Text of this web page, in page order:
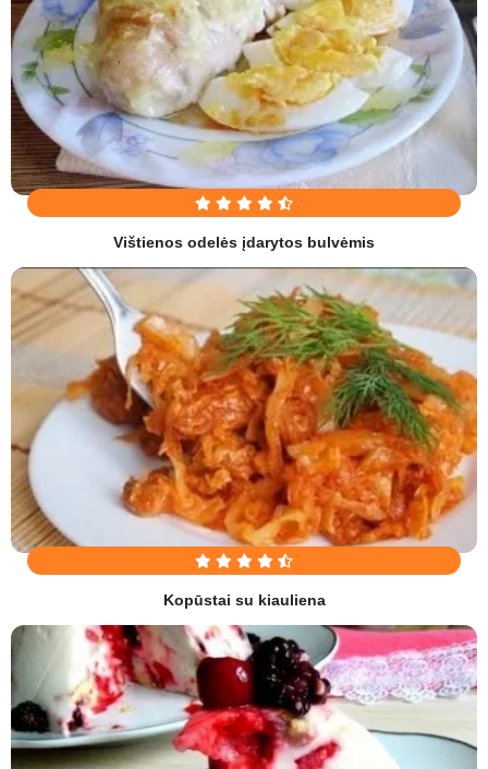
Vištienos odelės įdarytos bulvėmis
Kopūstai su kiauliena